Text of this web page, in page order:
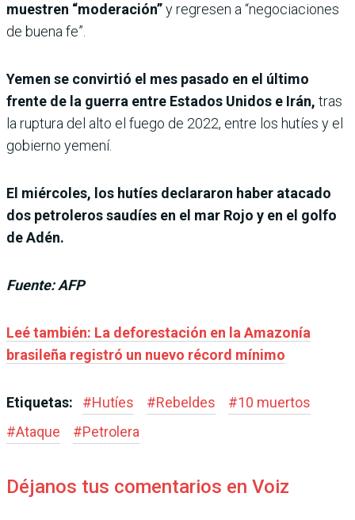
muestren “moderación”y regresen a “negociaciones
de buena fe”.
Yemen se convirtió el mes pasado en el último
frente de la guerra entre Estados Unidos e Irán, tras
la ruptura del alto el fuego de 2022, entre los hutíes y el
gobierno yemení.
El miércoles, los hutíes declararon haber atacado
dos petroleros saudíes en el mar Rojo y en el golfo
de Adén.
Fuente: AFP
Leé también: La deforestación en la Amazonía
brasileña registró un nuevo récord mínimo
Etiquetas: #Hutíes #Rebeldes #10 muertos
#Ataque #Petrolera
Déjanos tus comentarios en Voiz